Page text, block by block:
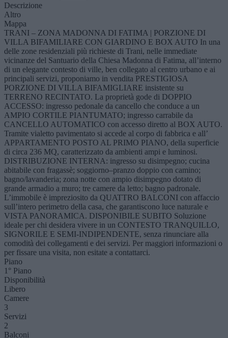
Descrizione
Altro
Mappa
TRANI – ZONA MADONNA DI FATIMA | PORZIONE DI
VILLA BIFAMILIARE CON GIARDINO E BOX AUTO In una
delle zone residenziali più richieste di Trani, nelle immediate
vicinanze del Santuario della Chiesa Madonna di Fatima, all’interno
di un elegante contesto di ville, ben collegato al centro urbano e ai
principali servizi, proponiamo in vendita PRESTIGIOSA
PORZIONE DI VILLA BIFAMIGLIARE insistente su
TERRENO RECINTATO. La proprietà gode di DOPPIO
ACCESSO: ingresso pedonale da cancello che conduce a un
AMPIO CORTILE PIANTUMATO; ingresso carrabile da
CANCELLO AUTOMATICO con accesso diretto al BOX AUTO.
Tramite vialetto pavimentato si accede al corpo di fabbrica e all’
APPARTAMENTO POSTO AL PRIMO PIANO, della superficie
di circa 236 MQ, caratterizzato da ambienti ampi e luminosi.
DISTRIBUZIONE INTERNA: ingresso su disimpegno; cucina
abitabile con fragassè; soggiorno–pranzo doppio con camino;
bagno/lavanderia; zona notte con ampio disimpegno dotato di
grande armadio a muro; tre camere da letto; bagno padronale.
L’immobile è impreziosito da QUATTRO BALCONI con affaccio
sull’intero perimetro della casa, che garantiscono luce naturale e
VISTA PANORAMICA. DISPONIBILE SUBITO Soluzione
ideale per chi desidera vivere in un CONTESTO TRANQUILLO,
SIGNORILE E SEMI-INDIPENDENTE, senza rinunciare alla
comodità dei collegamenti e dei servizi. Per maggiori informazioni o
per fissare una visita, non esitate a contattarci.
Piano
1° Piano
Disponibilità
Libero
Camere
3
Servizi
2
Balconi